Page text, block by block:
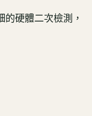
硬體二次檢測，